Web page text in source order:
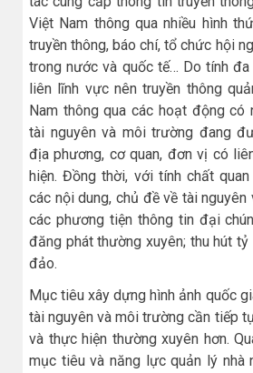
Việt Nam thông qua nhiều hình
truyền thông, báo chí, tổ chức hội
trong nước và quốc tế… Do tính đa
liên lĩnh vực nên truyền thông
Nam thông qua các hoạt động có
tài nguyên và môi trường đang
địa phương, cơ quan, đơn vị có
hiện. Đồng thời, với tính chất
các nội dung, chủ đề về tài
các phương tiện thông tin đại
đăng phát thường xuyên; thu hút
đảo.
Mục tiêu xây dựng hình ảnh quốc
tài nguyên và môi trường cần tiếp
và thực hiện thường xuyên hơn.
mục tiêu và năng lực quản lý nhà